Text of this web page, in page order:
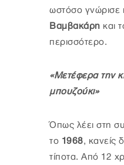
ωστόσο γνώρισε
Βαμβακάρη και
περισσότερο.
«Μετέφερα την
μπουζούκι»
Όπως λέει στη
το 1968, κανείς
τίποτα. Από 12